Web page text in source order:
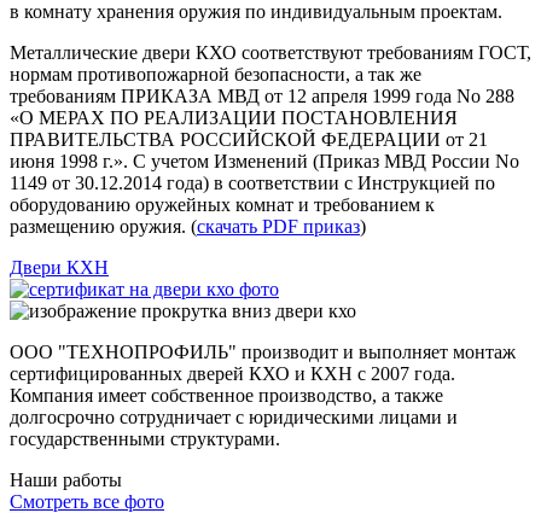
в комнату хранения оружия по индивидуальным проектам.
Металлические двери КХО соответствуют требованиям ГОСТ,
нормам противопожарной безопасности, а так же
требованиям ПРИКАЗА МВД от 12 апреля 1999 года No 288
«О МЕРАХ ПО РЕАЛИЗАЦИИ ПОСТАНОВЛЕНИЯ
ПРАВИТЕЛЬСТВА РОССИЙСКОЙ ФЕДЕРАЦИИ от 21
июня 1998 г.». С учетом Изменений (Приказ МВД России No
1149 от 30.12.2014 года) в соответствии с Инструкцией по
оборудованию оружейных комнат и требованием к
размещению оружия. (скачать PDF приказ)
Двери КХН
ООО "ТЕХНОПРОФИЛЬ" производит и выполняет монтаж
сертифицированных дверей КХО и КХН с 2007 года.
Компания имеет собственное производство, а также
долгосрочно сотрудничает с юридическими лицами и
государственными структурами.
Наши работы
Смотреть все фото